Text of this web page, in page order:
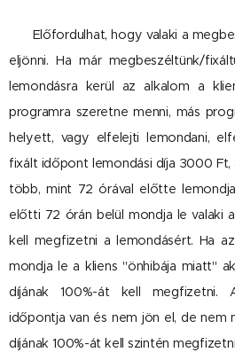
Előfordulhat, hogy valaki a
eljönni. Ha már megbeszéltünk/
lemondásra kerül az alkalom a
programra szeretne menni, más
helyett, vagy elfelejti lemondani,
fixált időpont lemondási díja 3000
több, mint 72 órával előtte
előtti 72 órán belül mondja le
kell megfizetni a lemondásért. Ha
mondja le a kliens "önhibája miatt"
díjának 100%-át kell megfizetni.
időpontja van és nem jön el, de nem
díjának 100%-át kell szintén